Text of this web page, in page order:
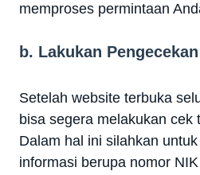
memproses permintaan
b. Lakukan Pengecekan
Setelah website terbuka
bisa segera melakukan cek
Dalam hal ini silahkan
informasi berupa nomor